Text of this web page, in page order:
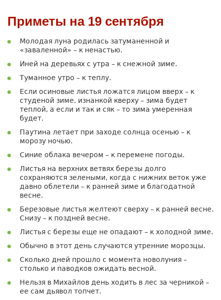
Приметы на 19 сентября
Молодая луна родилась затуманенной и
«заваленной» – к ненастью.
Иней на деревьях с утра – к снежной зиме.
Туманное утро – к теплу.
Если осиновые листья ложатся лицом вверх – к
студеной зиме, изнанкой кверху – зима будет
теплой, а если и так и сяк – то зима умеренная
будет.
Паутина летает при заходе солнца осенью – к
морозу ночью.
Синие облака вечером – к перемене погоды.
Листья на верхних ветвях березы долго
сохраняются зелеными, когда с нижних веток уже
давно облетели – к ранней зиме и благодатной
весне.
Березовые листья желтеют сверху – к ранней весне.
Снизу – к поздней весне.
Листья с березы еще не опадают – к холодной зиме.
Обычно в этот день случаются утренние морозцы.
Сколько дней прошло с момента новолуния –
столько и паводков ожидать весной.
Нельзя в Михайлов день ходить в лес за черникой –
ее сам дьявол топчет.